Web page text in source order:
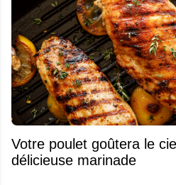
Votre poulet goûtera le
délicieuse marinade